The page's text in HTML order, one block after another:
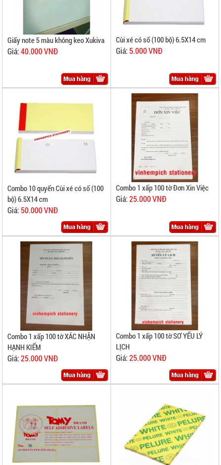
Giấy note 5 màu không keo Xukiva
Giá:40.000 VNĐ
Cùi xé có số (100 bộ) 6.5X14 cm
Giá: 5.000 VNĐ
Combo 10 quyển Cùi xé có số (100
bộ) 6.5X14 cm
Giá: 50.000 VNĐ
Combo 1 xấp 100 tờ Đơn Xin Việc
Giá:25.000 VNĐ
Combo 1 xấp 100 tờ XÁC NHẬN
HẠNH KIỂM
Giá:25.000 VNĐ
Combo 1 xấp 100 tờ SƠ YẾU LÝ
LỊCH
Giá:25.000 VNĐ